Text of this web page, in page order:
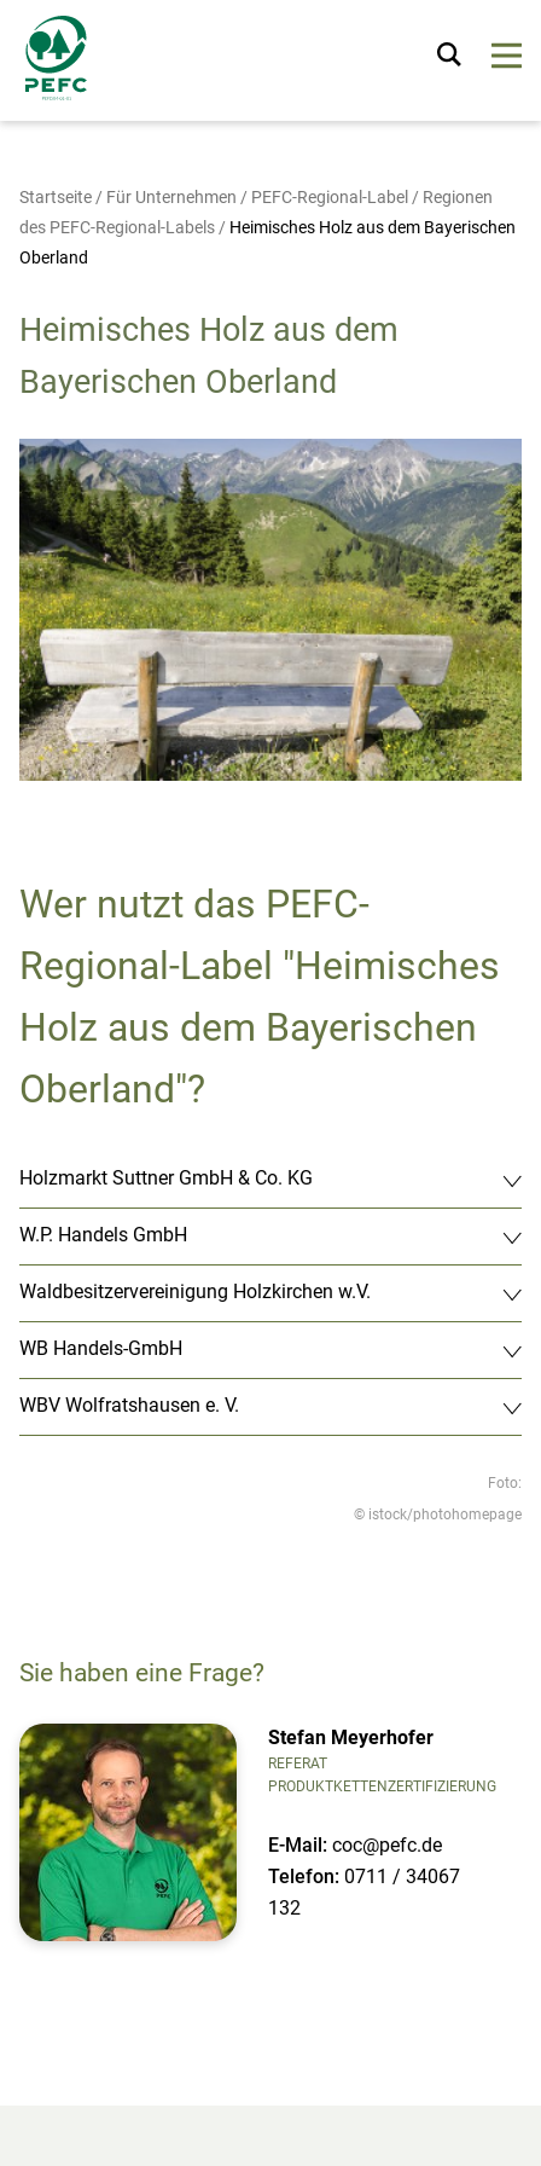
Startseite / Für Unternehmen / PEFC-Regional-Label / Regionen
des PEFC-Regional-Labels / Heimisches Holz aus dem Bayerischen
Oberland
Heimisches Holz aus dem
Bayerischen Oberland
Wer nutzt das PEFC-
Regional-Label "Heimisches
Holz aus dem Bayerischen
Oberland"?
Holzmarkt Suttner GmbH & Co. KG
W.P. Handels GmbH
Waldbesitzervereinigung Holzkirchen w.V.
WB Handels-GmbH
WBV Wolfratshausen e. V.
Foto:
© istock/photohomepage
Sie haben eine Frage?
Stefan Meyerhofer
REFERAT
PRODUKTKETTENZERTIFIZIERUNG
E-Mail: coc@pefc.de
Telefon: 0711 / 34067
132